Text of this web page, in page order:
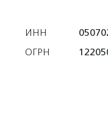
ИНН
ОГРН